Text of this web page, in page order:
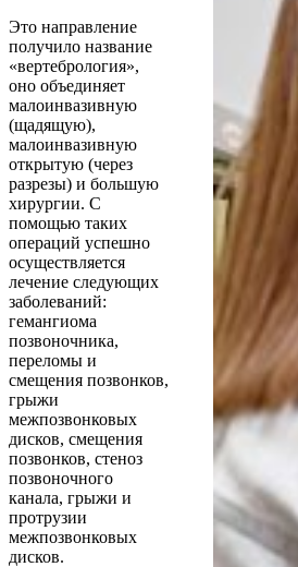
Это направление
получило название
«вертебрология»,
оно объединяет
малоинвазивную
(щадящую),
малоинвазивную
открытую (через
разрезы) и большую
хирургии. С
помощью таких
операций успешно
осуществляется
лечение следующих
заболеваний:
гемангиома
позвоночника,
переломы и
смещения позвонков,
грыжи
межпозвонковых
дисков, смещения
позвонков, стеноз
позвоночного
канала, грыжи и
протрузии
межпозвонковых
дисков.